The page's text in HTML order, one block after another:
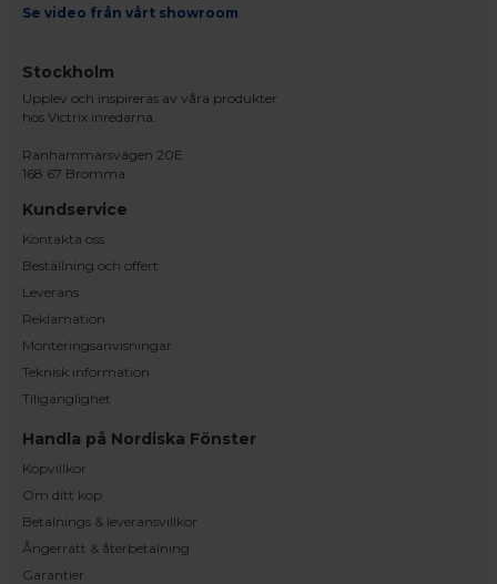
Se video från vårt showroom
Stockholm
Upplev och inspireras av våra produkter
hos Victrix inredarna.
Ranhammarsvägen 20E
168 67 Bromma
Kundservice
Kontakta oss
Beställning och offert
Leverans
Reklamation
Monteringsanvisningar
Teknisk information
Tillgänglighet
Handla på Nordiska Fönster
Köpvillkor
Om ditt köp
Betalnings & leveransvillkor
Ångerrätt & återbetalning
Garantier